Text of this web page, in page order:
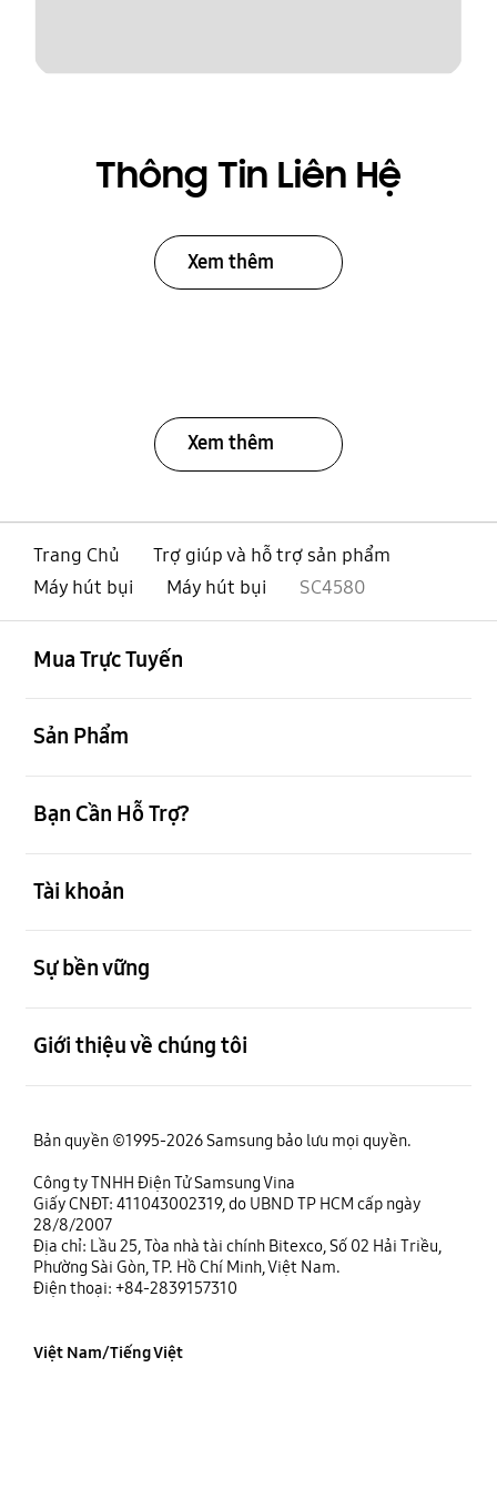
Thông Tin Liên Hệ
Xem thêm
Xem thêm
Trang Chủ
Trợ giúp và hỗ trợ sản phẩm
Máy hút bụi
Máy hút bụi SC4580
Mua Trực Tuyến
Sản Phẩm
Bạn Cần Hỗ Trợ?
Tài khoản
Sự bền vững
Giới thiệu về chúng tôi
Bản quyền ©1995-2026 Samsung bảo lưu mọi quyền.
Công ty TNHH Điện Tử Samsung Vina
Giấy CNĐT: 411043002319, do UBND TP HCM cấp ngày
28/8/2007
Địa chỉ: Lầu 25, Tòa nhà tài chính Bitexco, Số 02 Hải Triều,
Phường Sài Gòn, TP. Hồ Chí Minh, Việt Nam.
Điện thoại: +84-2839157310
Việt Nam/Tiếng Việt